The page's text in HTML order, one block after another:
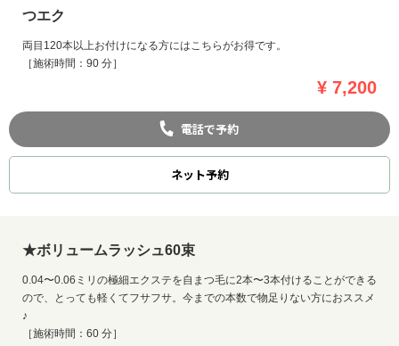
つエク
両目120本以上お付けになる方にはこちらがお得です。
［施術時間：90 分］
¥ 7,200
電話で予約
ネット予約
★ボリュームラッシュ60束
0.04〜0.06ミリの極細エクステを自まつ毛に2本〜3本付けることができる
ので、とっても軽くてフサフサ。今までの本数で物足りない方におススメ
♪
［施術時間：60 分］